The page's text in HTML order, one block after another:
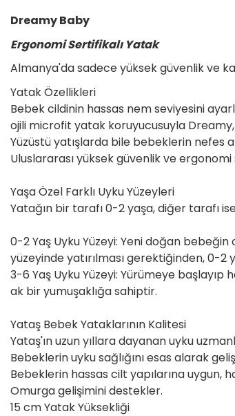
Dreamy Baby
Ergonomi Sertifikalı Yatak
Almanya'da sadece yüksek güvenlik ve
Yatak Özellikleri
Bebek cildinin hassas nem seviyesini
ojili microfit yatak koruyucusuyla
Yüzüstü yatışlarda bile bebeklerin nefes
Uluslararası yüksek güvenlik ve ergonomi
Yaşa Özel Farklı Uyku Yüzeyleri
Yatağın bir tarafı 0-2 yaşa, diğer tarafı
0-2 Yaş Uyku Yüzeyi: Yeni doğan
yüzeyinde yatırılması gerektiğinden, 0-2
3-6 Yaş Uyku Yüzeyi: Yürümeye
ak bir yumuşaklığa sahiptir.
Yataş Bebek Yataklarının Kalitesi
Yataş'ın uzun yıllara dayanan uyku
Bebeklerin uyku sağlığını esas alarak
Bebeklerin hassas cilt yapılarına uygun,
Omurga gelişimini destekler.
15 cm Yatak Yüksekliği